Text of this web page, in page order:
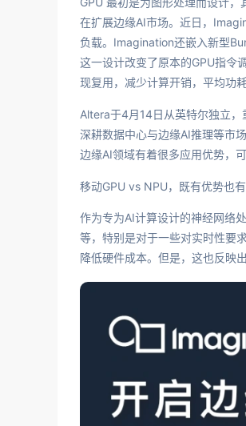
在扩展边缘AI市场。近日，
负载。Imagination还嵌入新型
这一设计改变了原本的GPU指令
现复用，减少计算开销，平均功
Altera于4月14日从英特尔独立
深耕数据中心与边缘AI推理等市
边缘AI领域有着很多应用优势，
移动GPU vs NPU，既有优势也
作为专为AI计算设计的神经网络
等，特别是对于一些对实时性要
降低硬件成本。但是，这也反映